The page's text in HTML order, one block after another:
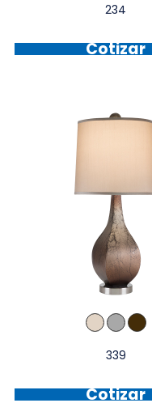
234
Cotizar
339
Cotizar